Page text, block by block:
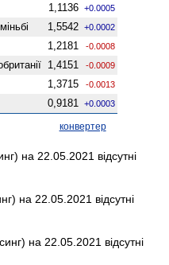
1,1136 +0.0005
1,5542 +0.0002
1,2181 -0.0008
1,4151 -0.0009
1,3715 -0.0013
0,9181 +0.0003
конвертер
на 22.05.2021 відсутні
на 22.05.2021 відсутні
на 22.05.2021 відсутні